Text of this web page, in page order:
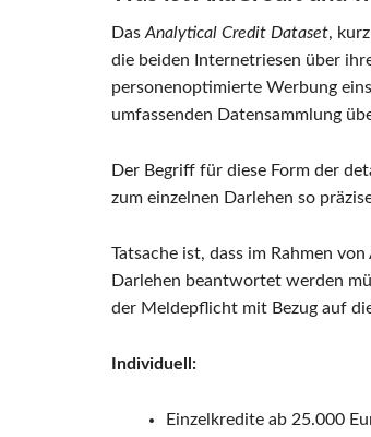
Das Analytical Credit Dataset,
die beiden Internetriesen über
personenoptimierte Werbung
umfassenden Datensammlung
Der Begriff für diese Form der
zum einzelnen Darlehen so
Tatsache ist, dass im Rahmen
Darlehen beantwortet werden
der Meldepflicht mit Bezug auf
Individuell:
Einzelkredite ab 25.000